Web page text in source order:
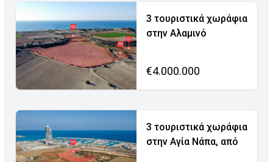
3 τουριστικά χωράφια
στην Αλαμινό
€4.000.000
3 τουριστικά χωράφια
στην Αγία Νάπα, από